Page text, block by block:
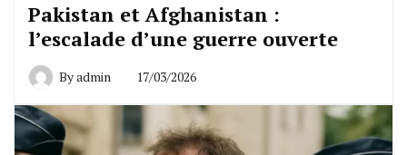
Pakistan et Afghanistan :
l’escalade d’une guerre ouverte
Byadmin 17/03/2026